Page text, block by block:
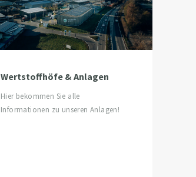
Wertstoffhöfe & Anlagen
Hier bekommen Sie alle
Informationen zu unseren Anlagen!